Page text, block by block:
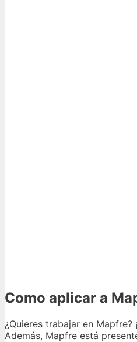
Como aplicar a
¿Quieres trabajar en
Además, Mapfre está